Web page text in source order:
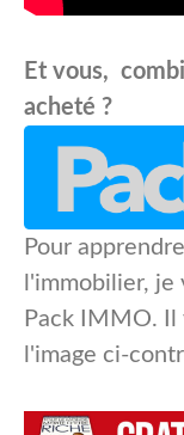
Et vous,
acheté ?
Pour
l'immobilier,
Pack IMMO.
l'image ci-